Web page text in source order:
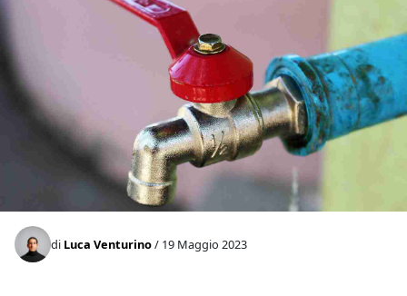
di Luca Venturino/ 19 Maggio 2023